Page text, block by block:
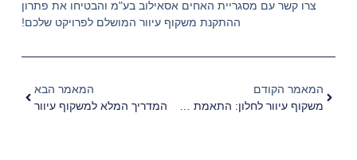
צרו קשר עם מסגריית האחים אסאילוב בע"מ והבטיחו את פתרון
ההתקנת משקוף עיוור המושלם לפרויקט שלכם!
המאמר הקודם
המאמר הבא
המדריך המלא למשקוף עיוור